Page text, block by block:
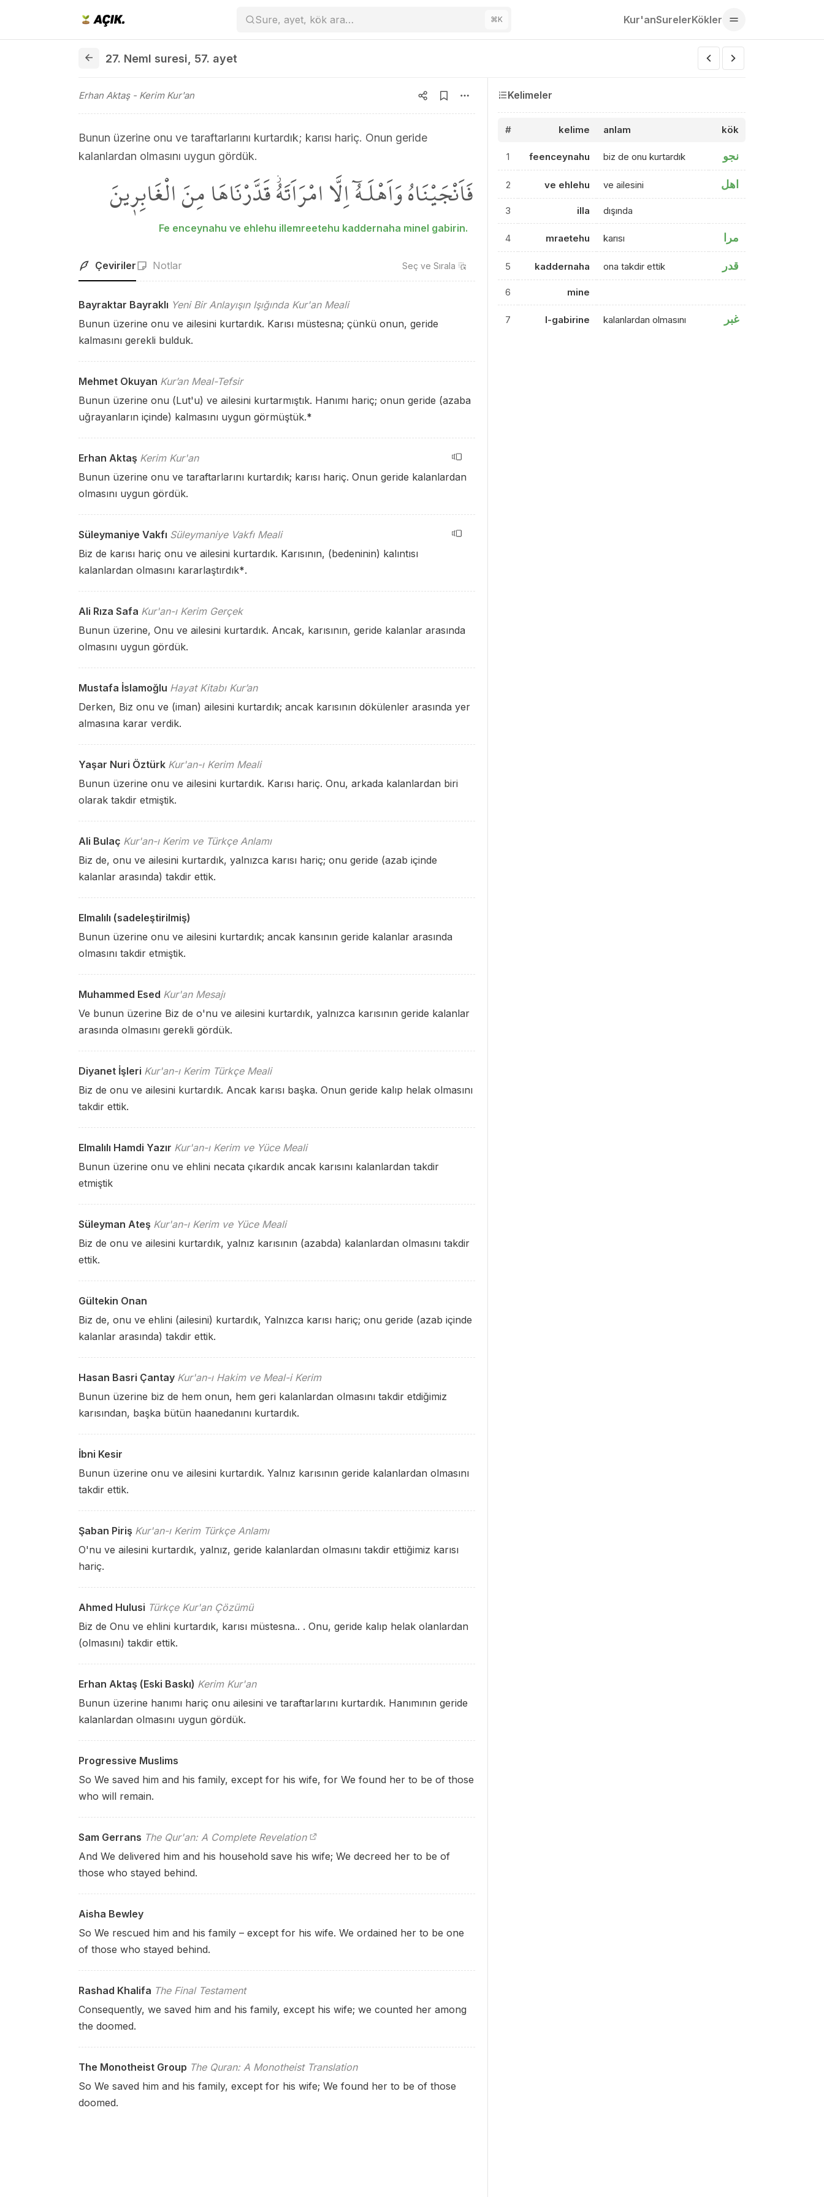
Sure, ayet, kök ara… ⌘K Kur'anSurelerKökler
27. Neml suresi 57. ayet
Erhan Aktaş- Kerim Kur'an
Bunun üzerine onu ve taraftarlarını kurtardık; karısı hariç. Onun geride
kalanlardan olmasını uygun gördük.
فَاَنْجَيْنَاهُ وَاَهْلَـهُٓ اِلَّا امْرَاَتَهُۘ قَدَّرْنَاهَا مِنَ الْغَابِر۪ينَ
Fe enceynahu ve ehlehu illemreetehu kaddernaha minel gabirin.
Çeviriler Notlar Seç ve Sırala
Bayraktar Bayraklı Yeni Bir Anlayışın Işığında Kur'an Meali
Bunun üzerine onu ve ailesini kurtardık. Karısı müstesna; çünkü onun, geride
kalmasını gerekli bulduk.
Mehmet Okuyan Kur’an Meal-Tefsir
Bunun üzerine onu (Lut'u) ve ailesini kurtarmıştık. Hanımı hariç; onun geride (azaba
uğrayanların içinde) kalmasını uygun görmüştük.*
Erhan Aktaş Kerim Kur'an
Bunun üzerine onu ve taraftarlarını kurtardık; karısı hariç. Onun geride kalanlardan
olmasını uygun gördük.
Süleymaniye Vakfı Süleymaniye Vakfı Meali
Biz de karısı hariç onu ve ailesini kurtardık. Karısının, (bedeninin) kalıntısı
kalanlardan olmasını kararlaştırdık*.
Ali Rıza Safa Kur'an-ı Kerim Gerçek
Bunun üzerine, Onu ve ailesini kurtardık. Ancak, karısının, geride kalanlar arasında
olmasını uygun gördük.
Mustafa İslamoğlu Hayat Kitabı Kur’an
Derken, Biz onu ve (iman) ailesini kurtardık; ancak karısının dökülenler arasında yer
almasına karar verdik.
Yaşar Nuri Öztürk Kur'an-ı Kerim Meali
Bunun üzerine onu ve ailesini kurtardık. Karısı hariç. Onu, arkada kalanlardan biri
olarak takdir etmiştik.
Ali Bulaç Kur'an-ı Kerim ve Türkçe Anlamı
Biz de, onu ve ailesini kurtardık, yalnızca karısı hariç; onu geride (azab içinde
kalanlar arasında) takdir ettik.
Elmalılı (sadeleştirilmiş)
Bunun üzerine onu ve ailesini kurtardık; ancak kansının geride kalanlar arasında
olmasını takdir etmiştik.
Muhammed Esed Kur'an Mesajı
Ve bunun üzerine Biz de o'nu ve ailesini kurtardık, yalnızca karısının geride kalanlar
arasında olmasını gerekli gördük.
Diyanet İşleri Kur'an-ı Kerim Türkçe Meali
Biz de onu ve ailesini kurtardık. Ancak karısı başka. Onun geride kalıp helak olmasını
takdir ettik.
Elmalılı Hamdi Yazır Kur'an-ı Kerim ve Yüce Meali
Bunun üzerine onu ve ehlini necata çıkardık ancak karısını kalanlardan takdir
etmiştik
Süleyman Ateş Kur'an-ı Kerim ve Yüce Meali
Biz de onu ve ailesini kurtardık, yalnız karısının (azabda) kalanlardan olmasını takdir
ettik.
Gültekin Onan
Biz de, onu ve ehlini (ailesini) kurtardık, Yalnızca karısı hariç; onu geride (azab içinde
kalanlar arasında) takdir ettik.
Hasan Basri Çantay Kur'an-ı Hakim ve Meal-i Kerim
Bunun üzerine biz de hem onun, hem geri kalanlardan olmasını takdir etdiğimiz
karısından, başka bütün haanedanını kurtardık.
İbni Kesir
Bunun üzerine onu ve ailesini kurtardık. Yalnız karısının geride kalanlardan olmasını
takdir ettik.
Şaban Piriş Kur'an-ı Kerim Türkçe Anlamı
O'nu ve ailesini kurtardık, yalnız, geride kalanlardan olmasını takdir ettiğimiz karısı
hariç.
Ahmed Hulusi Türkçe Kur'an Çözümü
Biz de Onu ve ehlini kurtardık, karısı müstesna.. . Onu, geride kalıp helak olanlardan
(olmasını) takdir ettik.
Erhan Aktaş (Eski Baskı) Kerim Kur'an
Bunun üzerine hanımı hariç onu ailesini ve taraftarlarını kurtardık. Hanımının geride
kalanlardan olmasını uygun gördük.
Progressive Muslims
So We saved him and his family, except for his wife, for We found her to be of those
who will remain.
Sam Gerrans The Qur'an: A Complete Revelation
And We delivered him and his household save his wife; We decreed her to be of
those who stayed behind.
Aisha Bewley
So We rescued him and his family – except for his wife. We ordained her to be one
of those who stayed behind.
Rashad Khalifa The Final Testament
Consequently, we saved him and his family, except his wife; we counted her among
the doomed.
The Monotheist Group The Quran: A Monotheist Translation
So We saved him and his family, except for his wife; We found her to be of those
doomed.
Kelimeler
# kelime anlam kök
1 feenceynahu biz de onu kurtardık نجو
2 ve ehlehu ve ailesini اهل
3 illa dışında
4 mraetehu karısı مرا
5 kaddernaha ona takdir ettik قدر
6 mine
7 l-gabirine kalanlardan olmasını غبر